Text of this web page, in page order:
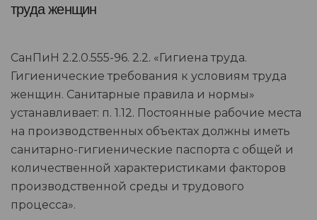
труда женщин
СанПиН 2.2.0.555-96. 2.2. «Гигиена труда.
Гигиенические требования к условиям труда
женщин. Санитарные правила и нормы»
устанавливает: п. 1.12. Постоянные рабочие места
на производственных объектах должны иметь
санитарно-гигиенические паспорта с общей и
количественной характеристиками факторов
производственной среды и трудового
процесса».